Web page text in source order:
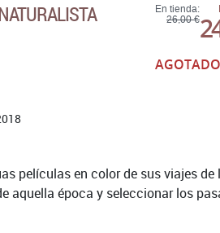
En tienda:
26,00 €
películas en color de sus viajes
aquella época y seleccionar los